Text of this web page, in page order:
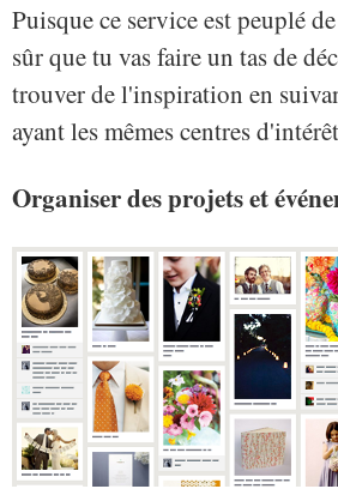
Puisque ce service est peuplé
sûr que tu vas faire un tas de
trouver de l'inspiration en
ayant les mêmes centres
Organiser des projets et